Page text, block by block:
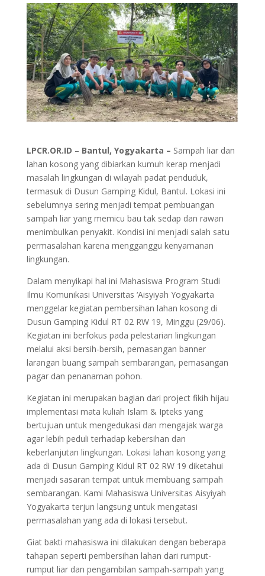
LPCR.OR.ID – Bantul, Yogyakarta – Sampah liar dan
lahan kosong yang dibiarkan kumuh kerap menjadi
masalah lingkungan di wilayah padat penduduk,
termasuk di Dusun Gamping Kidul, Bantul. Lokasi ini
sebelumnya sering menjadi tempat pembuangan
sampah liar yang memicu bau tak sedap dan rawan
menimbulkan penyakit. Kondisi ini menjadi salah satu
permasalahan karena mengganggu kenyamanan
lingkungan.
Dalam menyikapi hal ini Mahasiswa Program Studi
Ilmu Komunikasi Universitas ‘Aisyiyah Yogyakarta
menggelar kegiatan pembersihan lahan kosong di
Dusun Gamping Kidul RT 02 RW 19, Minggu (29/06).
Kegiatan ini berfokus pada pelestarian lingkungan
melalui aksi bersih-bersih, pemasangan banner
larangan buang sampah sembarangan, pemasangan
pagar dan penanaman pohon.
Kegiatan ini merupakan bagian dari project fikih hijau
implementasi mata kuliah Islam & Ipteks yang
bertujuan untuk mengedukasi dan mengajak warga
agar lebih peduli terhadap kebersihan dan
keberlanjutan lingkungan. Lokasi lahan kosong yang
ada di Dusun Gamping Kidul RT 02 RW 19 diketahui
menjadi sasaran tempat untuk membuang sampah
sembarangan. Kami Mahasiswa Universitas Aisyiyah
Yogyakarta terjun langsung untuk mengatasi
permasalahan yang ada di lokasi tersebut.
Giat bakti mahasiswa ini dilakukan dengan beberapa
tahapan seperti pembersihan lahan dari rumput-
rumput liar dan pengambilan sampah-sampah yang